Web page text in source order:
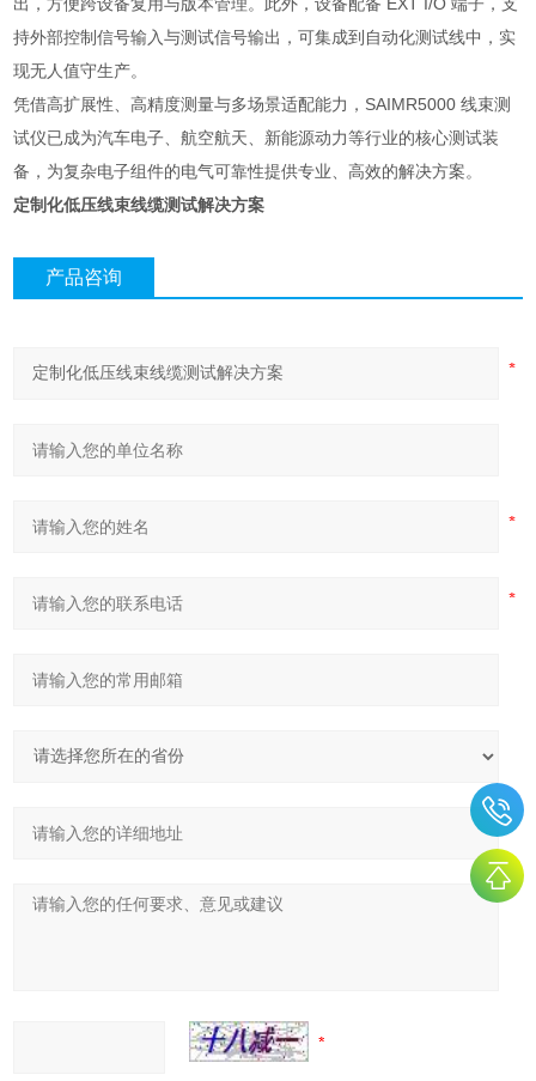
持外部控制信号输入与测试信号输出，可集成到自动化测试线中，实
现无人值守生产。
凭借高扩展性、高精度测量与多场景适配能力，SAIMR5000 线束测
试仪已成为汽车电子、航空航天、新能源动力等行业的核心测试装
备，为复杂电子组件的电气可靠性提供专业、高效的解决方案。
定制化低压线束线缆测试解决方案
产品咨询